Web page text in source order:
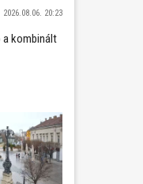
2026.08.06. 20:23
a kombinált